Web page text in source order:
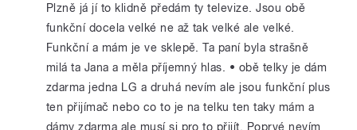
Plzně já jí to klidně předám ty televize. Jsou obě
funkční docela velké ne až tak velké ale velké.
Funkční a mám je ve sklepě. Ta paní byla strašně
milá ta Jana a měla příjemný hlas. • obě telky je dám
zdarma jedna LG a druhá nevím ale jsou funkční plus
ten přijímač nebo co to je na telku ten taky mám a
dámy zdarma ale musí si pro to přijít. Poprvé nevím